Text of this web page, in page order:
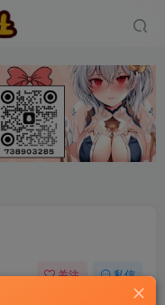
关注 私信